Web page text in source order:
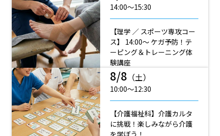
14:00〜15:30
【理学 ／ スポーツ専攻コー
ス】 14:00～ ケガ予防！テ
ーピング＆トレーニング体
験講座
8/8 （土）
10:00〜12:30
【介護福祉科】介護カルタ
に挑戦！楽しみながら介護